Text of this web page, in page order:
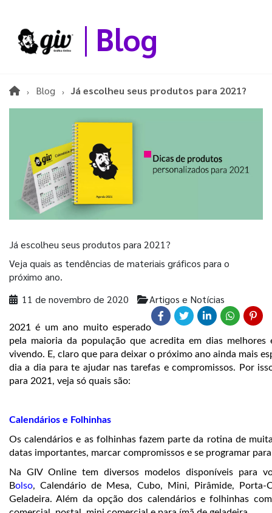
Blog
Blog Já escolheu seus produtos para 2021?
Já escolheu seus produtos para 2021?
Veja quais as tendências de materiais gráficos para o
próximo ano.
11 de novembro de 2020
Artigos e Notícias
2021 é um ano muito esperado
pela maioria da população que acredita em dias
vivendo. E, claro que para deixar o próximo ano ainda mais
dia a dia para te ajudar nas tarefas e compromissos. Por
para 2021, veja só quais são:
Calendários e Folhinhas
Os calendários e as folhinhas fazem parte da rotina de
datas importantes, marcar compromissos e se programar
Na GIV Online tem diversos modelos disponíveis para
Bolso,Calendário de Mesa, Cubo, Mini, Pirâmide,
Geladeira. Além da opção dos calendários e folhinhas